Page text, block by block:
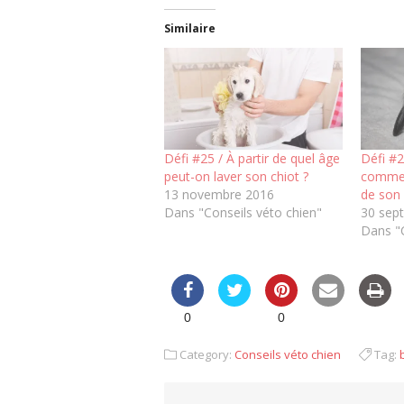
Similaire
Défi #25 / À partir de quel âge
peut-on laver son chiot ?
13 novembre 2016
Dans "Conseils véto chien"
Défi
de son
30
Dans
0 0
Category: Conseils véto chien Tag: